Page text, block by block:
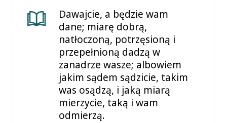
Dawajcie, a będzie wam
dane; miarę dobrą,
natłoczoną, potrzęsioną i
przepełnioną dadzą w
zanadrze wasze; albowiem
jakim sądem sądzicie, takim
was osądzą, i jaką miarą
mierzycie, taką i wam
odmierzą.